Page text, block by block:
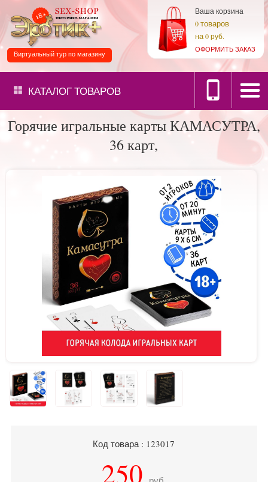
Ваша корзина
0товаров
на0 руб.
ОФОРМИТЬ ЗАКАЗ
Виртуальный тур по магазину
КАТАЛОГТОВАРОВ
Горячие игральные карты КАМАСУТРА,
36 карт,
Код товара : 123017
250